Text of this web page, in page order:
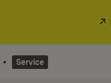
Service